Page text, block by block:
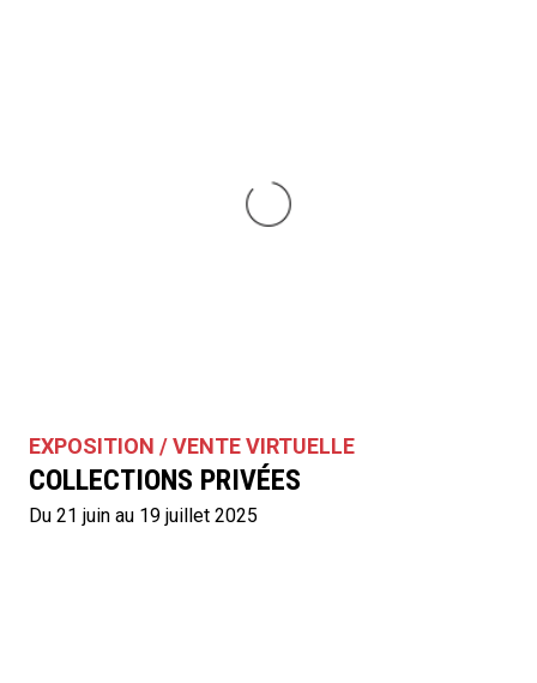
EXPOSITION / VENTE VIRTUELLE
COLLECTIONS PRIVÉES
Du 21 juin au 19 juillet 2025